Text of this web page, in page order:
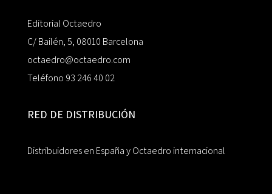
Editorial Octaedro
C/ Bailén, 5, 08010 Barcelona
octaedro@octaedro.com
Teléfono 93 246 40 02
RED DE DISTRIBUCIÓN
Distribuidores en España y Octaedro internacional